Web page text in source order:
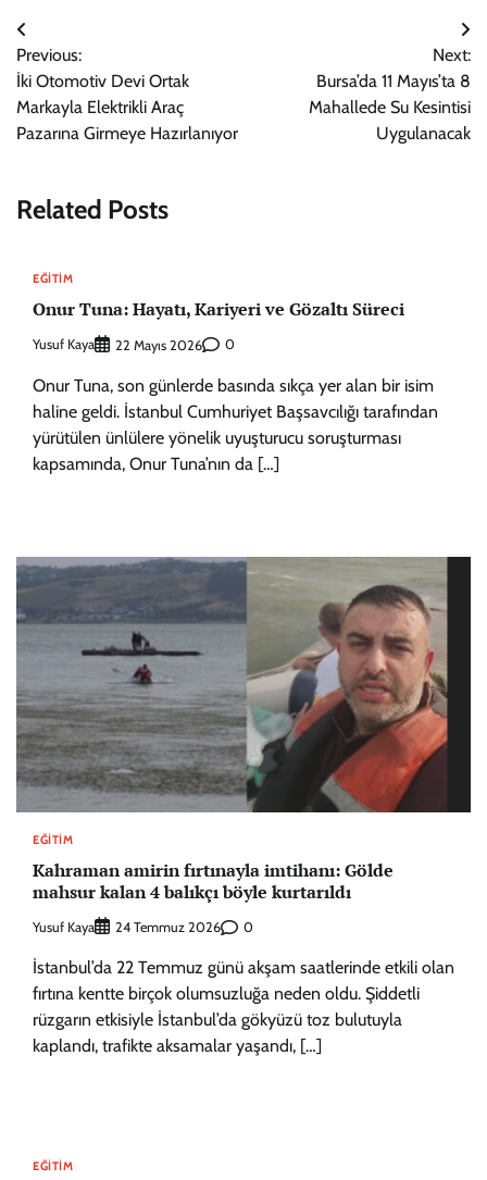
Yazı
gezinmesi
Previous:
İki Otomotiv Devi Ortak
Markayla Elektrikli Araç
Pazarına Girmeye Hazırlanıyor
Next:
Bursa’da 11 Mayıs’ta 8
Mahallede Su Kesintisi
Uygulanacak
Related Posts
EĞITIM
Onur Tuna: Hayatı, Kariyeri ve Gözaltı Süreci
Yusuf Kaya 22 Mayıs 2026 0
Onur Tuna, son günlerde basında sıkça yer alan bir isim
haline geldi. İstanbul Cumhuriyet Başsavcılığı tarafından
yürütülen ünlülere yönelik uyuşturucu soruşturması
kapsamında, Onur Tuna’nın da […]
EĞITIM
Kahraman amirin fırtınayla imtihanı: Gölde
mahsur kalan 4 balıkçı böyle kurtarıldı
Yusuf Kaya 24 Temmuz 2026 0
İstanbul’da 22 Temmuz günü akşam saatlerinde etkili olan
fırtına kentte birçok olumsuzluğa neden oldu. Şiddetli
rüzgarın etkisiyle İstanbul’da gökyüzü toz bulutuyla
kaplandı, trafikte aksamalar yaşandı, […]
EĞITIM